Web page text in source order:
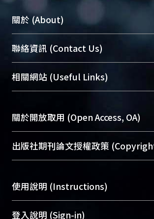
關於 (About)
臺大位居世界頂尖大學之列，為永
展現本校豐碩的研究成果及學術能
機構典藏（NTUR）與學術庫（AH）
台，成為臺大學術典藏NTU scholars
成果。
To permanently archive and
profiles and scholarly works,
services of “NTU Repository”
聯絡資訊 (Contact Us)
總館學科館員(Main Library)
醫學圖書館學科館員(Medical
Sciences Library)
相關網站 (Useful Links)
關於開放取用 (Open Access, OA)
開放取用是從使用者角度提升資訊
動，應用在學術研究上是透過將研
用逐年攀升。同時可加速研究發展
Archive）平台。 （點選深入了解OA）
出版社期刊論文授權政策
含部分內容的版權非匯入者所有
助與合作完成，請確認該版權所
意提供此授權。
使用說明 (Instructions)
網站簡介(Quickstart Guide)
登入說明 (Sign-in)